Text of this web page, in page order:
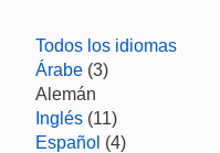
Todos los idiomas
Árabe (3)
Alemán
Inglés (11)
Español (4)